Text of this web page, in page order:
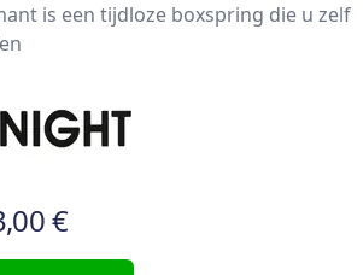
is een tijdloze boxspring die u zelf
€